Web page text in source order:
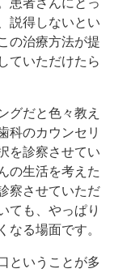
説得しないとい
の治療方法が提
ていただけたら
グだと色々教え
科のカウンセリ
を診察させてい
の生活を考えた
察させていただ
ても、やっぱり
なる場面です。
ということが多